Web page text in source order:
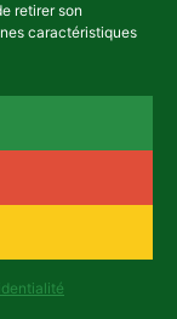
retirer son
caractéristiques